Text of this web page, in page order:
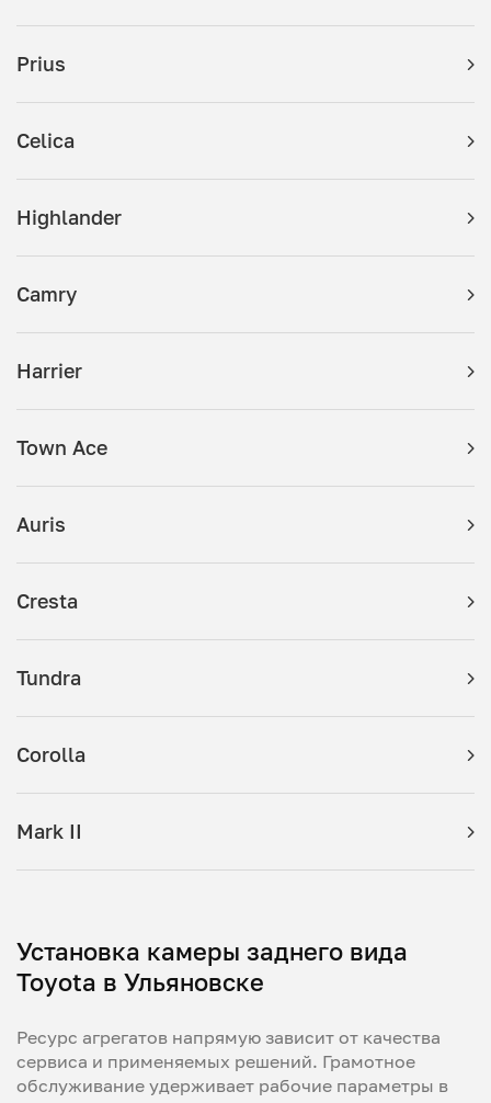
Prius
Celica
Highlander
Camry
Harrier
Town Ace
Auris
Cresta
Tundra
Corolla
Mark II
Установка камеры заднего вида
Toyota в Ульяновске
Ресурс агрегатов напрямую зависит от качества
сервиса и применяемых решений. Грамотное
обслуживание удерживает рабочие параметры в